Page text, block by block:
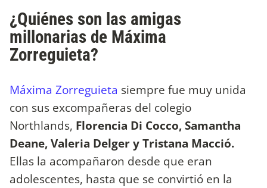
¿Quiénes son las amigas
millonarias de Máxima
Zorreguieta?
Máxima Zorreguieta siempre fue muy unida
con sus excompañeras del colegio
Northlands, Florencia Di Cocco, Samantha
Deane, Valeria Delger y Tristana Macció.
Ellas la acompañaron desde que eran
adolescentes, hasta que se convirtió en la